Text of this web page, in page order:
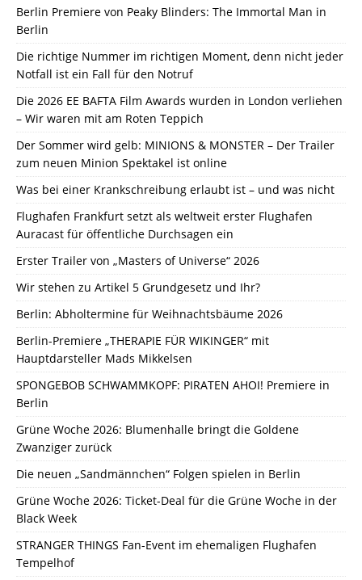
Berlin Premiere von Peaky Blinders: The Immortal Man in
Berlin
Die richtige Nummer im richtigen Moment, denn nicht jeder
Notfall ist ein Fall für den Notruf
Die 2026 EE BAFTA Film Awards wurden in London verliehen
– Wir waren mit am Roten Teppich
Der Sommer wird gelb: MINIONS & MONSTER – Der Trailer
zum neuen Minion Spektakel ist online
Was bei einer Krankschreibung erlaubt ist – und was nicht
Flughafen Frankfurt setzt als weltweit erster Flughafen
Auracast für öffentliche Durchsagen ein
Erster Trailer von „Masters of Universe“ 2026
Wir stehen zu Artikel 5 Grundgesetz und Ihr?
Berlin: Abholtermine für Weihnachtsbäume 2026
Berlin-Premiere „THERAPIE FÜR WIKINGER“ mit
Hauptdarsteller Mads Mikkelsen
SPONGEBOB SCHWAMMKOPF: PIRATEN AHOI! Premiere in
Berlin
Grüne Woche 2026: Blumenhalle bringt die Goldene
Zwanziger zurück
Die neuen „Sandmännchen“ Folgen spielen in Berlin
Grüne Woche 2026: Ticket-Deal für die Grüne Woche in der
Black Week
STRANGER THINGS Fan-Event im ehemaligen Flughafen
Tempelhof